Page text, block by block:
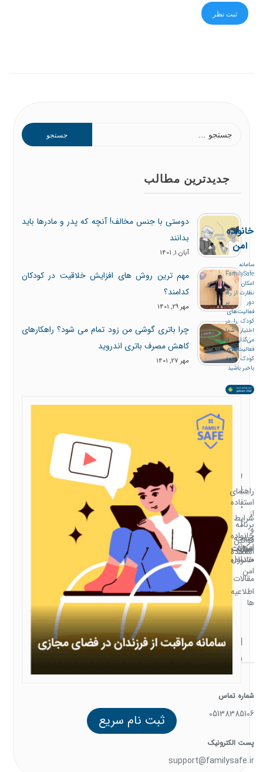
جدیدترین مطالب
دوستی با جنس مخالف! آنچه که پدر و مادرها باید
بدانند
آبان 1, 1401
مهم ترین روش های افزایش خلاقیت در کودکان
کدامند؟
مهر 29, 1401
چرا باتری گوشی من زود تمام می شود؟ راهکارهای
کاهش مصرف باتری اندروید
مهر 27, 1401
ثبت نام سریع
سامانه FamilySafe
امکان نظارت از راه دور
بر فعالیت‌های کودک را
در اختیار شما می‌گذارد.
از فعالیت‌های کودک
خود باخبر باشید
همراه
خانواده
خانواده
امن
مقالات
اطلاعیه
ها
راهنمای
استفادهراهنمای
متداول
ارتباط
با ما
شماره تماس
05138385106
پست الکترونیک
support@familysafe.ir
مشهد, خیابان امام خمینی, شهید تولائی,
ساختمان اداره کل پست خراسان رضوی,
طبقه 4, واحد B7